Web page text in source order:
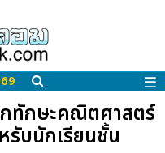
☰
ทักษะคณิตศาสตร์
รับนักเรียนชั้น